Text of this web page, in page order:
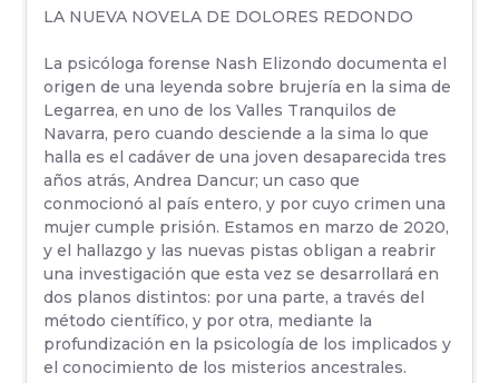
LA NUEVA NOVELA DE DOLORES REDONDO
La psicóloga forense Nash Elizondo documenta el
origen de una leyenda sobre brujería en la sima de
Legarrea, en uno de los Valles Tranquilos de
Navarra, pero cuando desciende a la sima lo que
halla es el cadáver de una joven desaparecida tres
años atrás, Andrea Dancur; un caso que
conmocionó al país entero, y por cuyo crimen una
mujer cumple prisión. Estamos en marzo de 2020,
y el hallazgo y las nuevas pistas obligan a reabrir
una investigación que esta vez se desarrollará en
dos planos distintos: por una parte, a través del
método científico, y por otra, mediante la
profundización en la psicología de los implicados y
el conocimiento de los misterios ancestrales.